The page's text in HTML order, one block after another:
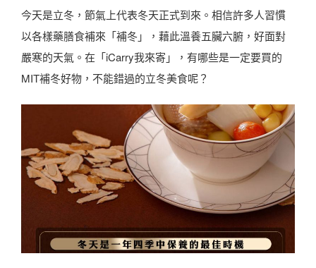
來
襲
，
M
保
暖
好
/
今天是立冬，節氣上代表冬天正式到來。相信許多人習慣
以各樣藥膳食補來「補冬」，藉此溫養五臟六腑，好面對
嚴寒的天氣。在「iCarry我來寄」，有哪些是一定要買的
MIT補冬好物，不能錯過的立冬美食呢？